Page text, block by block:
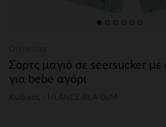
Σορτς μαγιό σε seersucker με
για bebe αγόρι